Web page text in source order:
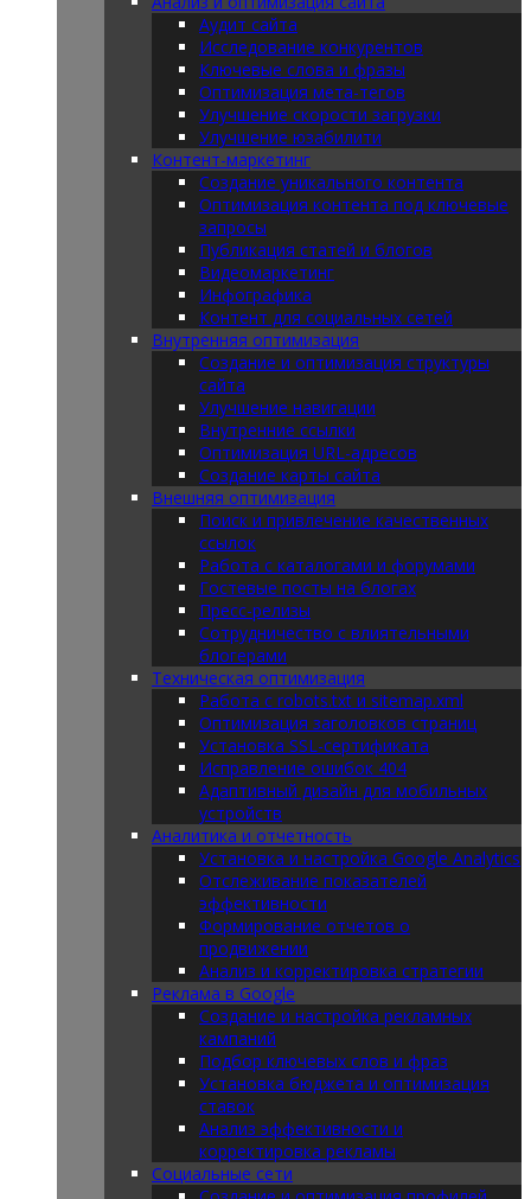
Аудит сайта
Исследование конкурентов
Ключевые слова и фразы
Оптимизация мета-тегов
Улучшение скорости загрузки
Улучшение юзабилити
Контент-маркетинг
Создание уникального контента
Оптимизация контента под ключевые
запросы
Публикация статей и блогов
Видеомаркетинг
Инфографика
Контент для социальных сетей
Внутренняя оптимизация
Создание и оптимизация структуры
сайта
Улучшение навигации
Внутренние ссылки
Оптимизация URL-адресов
Создание карты сайта
Внешняя оптимизация
Поиск и привлечение качественных
ссылок
Работа с каталогами и форумами
Гостевые посты на блогах
Пресс-релизы
Сотрудничество с влиятельными
блогерами
Техническая оптимизация
Работа с robots.txt и sitemap.xml
Оптимизация заголовков страниц
Установка SSL-сертификата
Исправление ошибок 404
Адаптивный дизайн для мобильных
устройств
Аналитика и отчетность
Установка и настройка Google Analytics
Отслеживание показателей
эффективности
Формирование отчетов о
продвижении
Анализ и корректировка стратегии
Реклама в Google
Создание и настройка рекламных
кампаний
Подбор ключевых слов и фраз
Установка бюджета и оптимизация
ставок
Анализ эффективности и
корректировка рекламы
Социальные сети